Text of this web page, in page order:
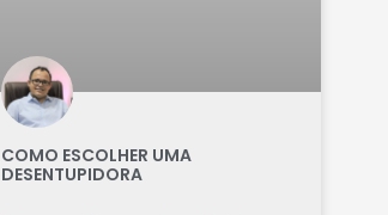
COMO ESCOLHER UMA
DESENTUPIDORA